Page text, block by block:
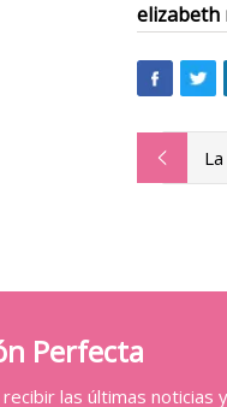
elizabeth
Perfecta
las últimas noticias